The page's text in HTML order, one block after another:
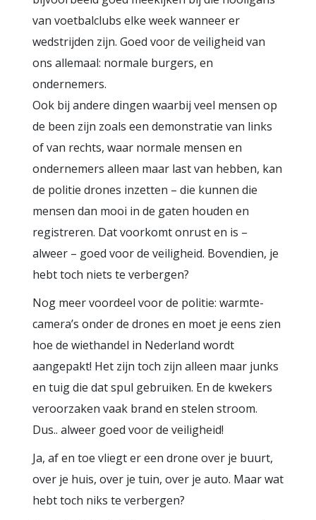
van voetbalclubs elke week wanneer er
wedstrijden zijn. Goed voor de veiligheid van
ons allemaal: normale burgers, en
ondernemers.
Ook bij andere dingen waarbij veel mensen op
de been zijn zoals een demonstratie van links
of van rechts, waar normale mensen en
ondernemers alleen maar last van hebben, kan
de politie drones inzetten – die kunnen die
mensen dan mooi in de gaten houden en
registreren. Dat voorkomt onrust en is –
alweer – goed voor de veiligheid. Bovendien, je
hebt toch niets te verbergen?
Nog meer voordeel voor de politie: warmte-
camera’s onder de drones en moet je eens zien
hoe de wiethandel in Nederland wordt
aangepakt! Het zijn toch zijn alleen maar junks
en tuig die dat spul gebruiken. En de kwekers
veroorzaken vaak brand en stelen stroom.
Dus.. alweer goed voor de veiligheid!
Ja, af en toe vliegt er een drone over je buurt,
over je huis, over je tuin, over je auto. Maar wat
hebt toch niks te verbergen?